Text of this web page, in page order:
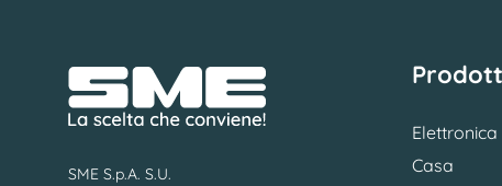
SME S.p.A. S.U.
Elettronica
Casa